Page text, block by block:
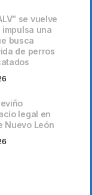
se vuelve
una
busca
de perros
legal en
Nuevo León